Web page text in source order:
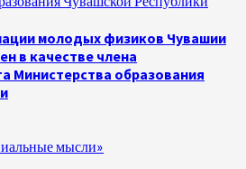
молодых физиков Чувашии
в качестве члена
Министерства образования
мысли»